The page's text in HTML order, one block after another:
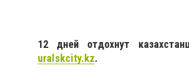
12 дней отдохнут
uralskcity.kz.